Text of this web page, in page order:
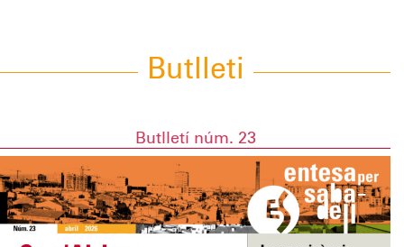
Butlleti
Butlletí núm. 23